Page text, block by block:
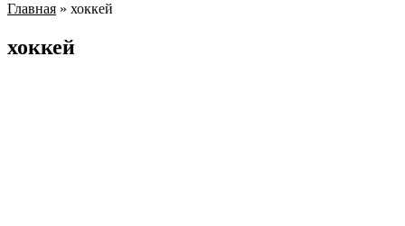
Главная » хоккей
хоккей